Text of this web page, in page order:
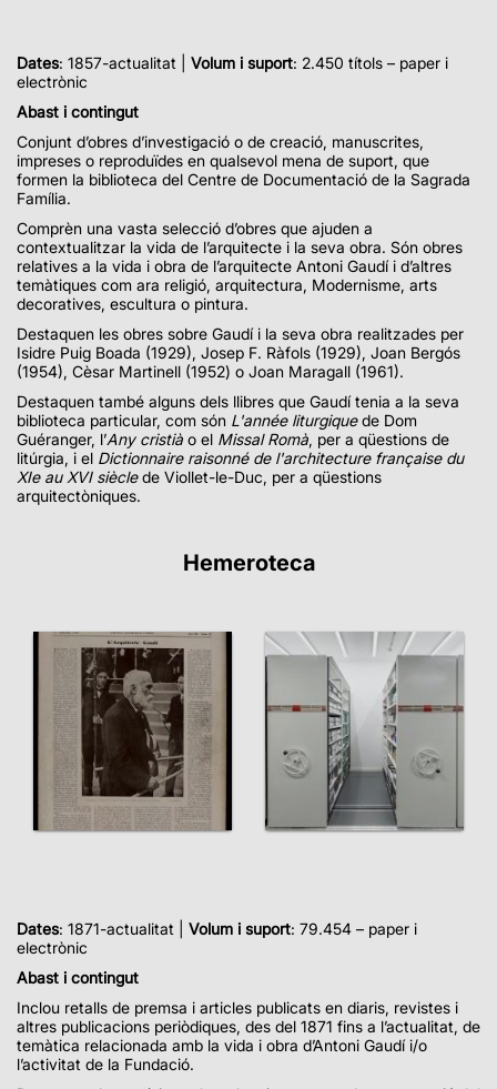
Dates: 1857-actualitat | Volum i suport: 2.450 títols – paper i
electrònic
Abast i contingut
Conjunt d’obres d’investigació o de creació, manuscrites,
impreses o reproduïdes en qualsevol mena de suport, que
formen la biblioteca del Centre de Documentació de la Sagrada
Família.
Comprèn una vasta selecció d’obres que ajuden a
contextualitzar la vida de l’arquitecte i la seva obra. Són obres
relatives a la vida i obra de l’arquitecte Antoni Gaudí i d’altres
temàtiques com ara religió, arquitectura, Modernisme, arts
decoratives, escultura o pintura.
Destaquen les obres sobre Gaudí i la seva obra realitzades per
Isidre Puig Boada (1929), Josep F. Ràfols (1929), Joan Bergós
(1954), Cèsar Martinell (1952) o Joan Maragall (1961).
Destaquen també alguns dels llibres que Gaudí tenia a la seva
biblioteca particular, com són L'année liturgiquede Dom
Guéranger, l’Any cristià o el Missal Romà, per a qüestions de
litúrgia, i el Dictionnaire raisonné de l'architecture française du
XIe au XVI sièclede Viollet-le-Duc, per a qüestions
arquitectòniques.
Hemeroteca
Dates: 1871-actualitat | Volum i suport: 79.454 – paper i
electrònic
Abast i contingut
Inclou retalls de premsa i articles publicats en diaris, revistes i
altres publicacions periòdiques, des del 1871 fins a l’actualitat, de
temàtica relacionada amb la vida i obra d’Antoni Gaudí i/o
l’activitat de la Fundació.